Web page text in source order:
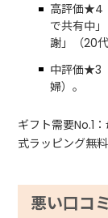
高評価★4
で共有中
謝」（20代
中評価★3
婦）。
ギフト需要No.1
式ラッピング無
悪い口コ